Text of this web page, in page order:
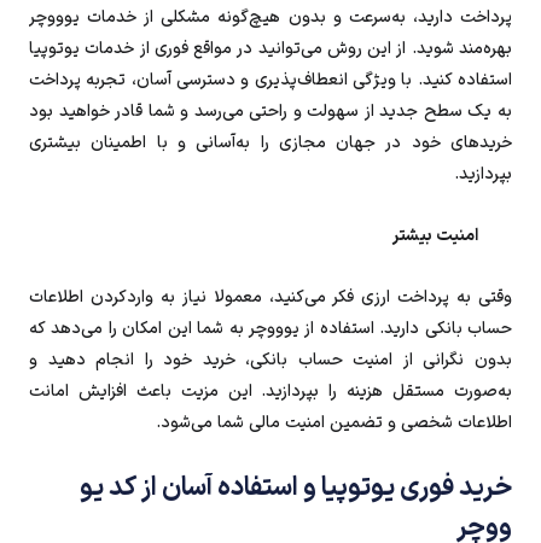
پرداخت دارید، به‌سرعت و بدون هیچ‌گونه مشکلی از خدمات یوووچر
بهره‌مند شوید. از این روش می‌توانید در مواقع فوری از خدمات یوتوپیا
استفاده کنید. با ویژگی انعطاف‌پذیری و دسترسی آسان، تجربه پرداخت
به یک سطح جدید از سهولت و راحتی می‌رسد و شما قادر خواهید بود
خریدهای خود در جهان مجازی را به‌آسانی و با اطمینان بیشتری
بپردازید.
امنیت بیشتر
وقتی به پرداخت ارزی فکر می‌کنید، معمولا نیاز به واردکردن اطلاعات
حساب بانکی دارید. استفاده از یوووچر به شما این امکان را می‌دهد که
بدون نگرانی از امنیت حساب بانکی، خرید خود را انجام دهید و
به‌صورت مستقل هزینه را بپردازید. این مزیت باعث افزایش امانت
اطلاعات شخصی و تضمین امنیت مالی شما می‌شود.
خرید فوری یوتوپیا و استفاده آسان از کد یو
ووچر